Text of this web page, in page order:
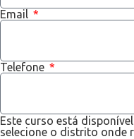
Email
Telefone
Este curso está
selecione o distrito onde